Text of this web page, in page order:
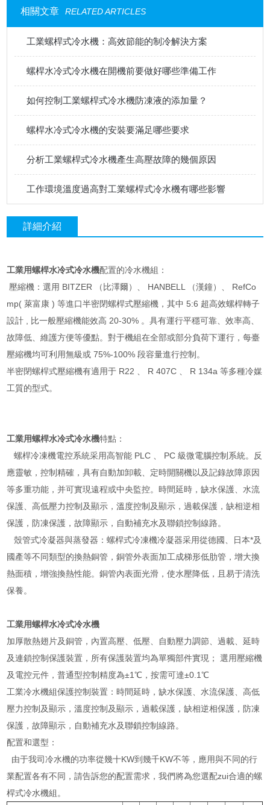
相關文章 RELATED ARTICLES
工業螺桿式冷水機：高效節能的制冷解決方案
螺桿水冷式冷水機在開機前要做好哪些準備工作
如何控制工業螺桿式冷水機防凍液的添加量？
螺桿水冷式冷水機的安裝要滿足哪些要求
分析工業螺桿式冷水機產生高壓故障的幾個原因
工作環境溫度過高對工業螺桿式冷水機有哪些影響
詳細介紹
工業用螺桿水冷式冷水機配置的冷水機組：
壓縮機：選用 BITZER （比澤爾）、 HANBELL （漢鐘）、 RefCo
mp( 萊富康 ) 等進口半密閉螺桿式壓縮機，其中 5:6 超高效螺桿轉子
設計 , 比一般壓縮機能效高 20-30% 。具有運行平穩可靠、效率高、
故障低、維護方便等優點。對于機組在全部或部分負荷下運行，每臺
壓縮機均可利用無級或 75%-100% 段容量進行控制。
半密閉螺桿式壓縮機有適用于 R22 、 R 407C 、 R 134a 等多種冷媒
工質的型式。
工業用螺桿水冷式冷水機特點：
螺桿冷凍機電控系統采用高智能 PLC 、 PC 級微電腦控制系統。反
應靈敏，控制精確，具有自動加卸載、定時開關機以及記錄故障原因
等多重功能，并可實現遠程或中央監控。時間延時，缺水保護、水流
保護、高低壓力控制及顯示，溫度控制及顯示，過載保護，缺相逆相
保護，防凍保護，故障顯示，自動補充水及聯鎖控制線路。
殼管式冷凝器與蒸發器：螺桿式冷凍機冷凝器采用從德國、日本*及
國產等不同類型的換熱銅管，銅管外表面加工成梯形低肋管，增大換
熱面積，增強換熱性能。銅管內表面光滑，使水壓降低，且易于清洗
保養。
工業用螺桿水冷式冷水機
加厚散熱翅片及銅管，內置高壓、低壓、自動壓力調節、過載、延時
及連鎖控制保護裝置，所有保護裝置均為單獨部件實現； 選用壓縮機
及電控元件，普通型控制精度為±1℃，按需可達±0.1℃
工業冷水機組保護控制裝置：時間延時，缺水保護、水流保護、高低
壓力控制及顯示，溫度控制及顯示，過載保護，缺相逆相保護，防凍
保護，故障顯示，自動補充水及聯鎖控制線路。
配置和選型：
由于我司冷水機的功率從幾十KW到幾千KW不等，應用與不同的行
業配置各有不同，請告訴您的配置需求，我們將為您選配zui合適的螺
桿式冷水機組。